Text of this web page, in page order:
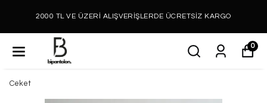
2000 TL VE ÜZERİ ALIŞVERİŞLERDE ÜCRETSİZ KARGO
0
Ceket